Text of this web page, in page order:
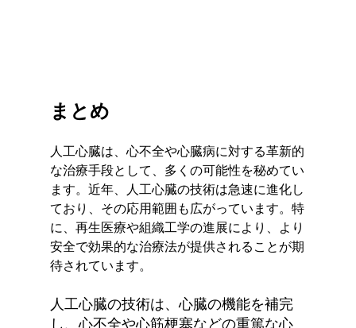
まとめ
人工心臓は、心不全や心臓病に対する革新的
な治療手段として、多くの可能性を秘めてい
ます。近年、人工心臓の技術は急速に進化し
ており、その応用範囲も広がっています。特
に、再生医療や組織工学の進展により、より
安全で効果的な治療法が提供されることが期
待されています。
人工心臓の技術は、心臓の機能を補完
し、心不全や心筋梗塞などの重篤な心